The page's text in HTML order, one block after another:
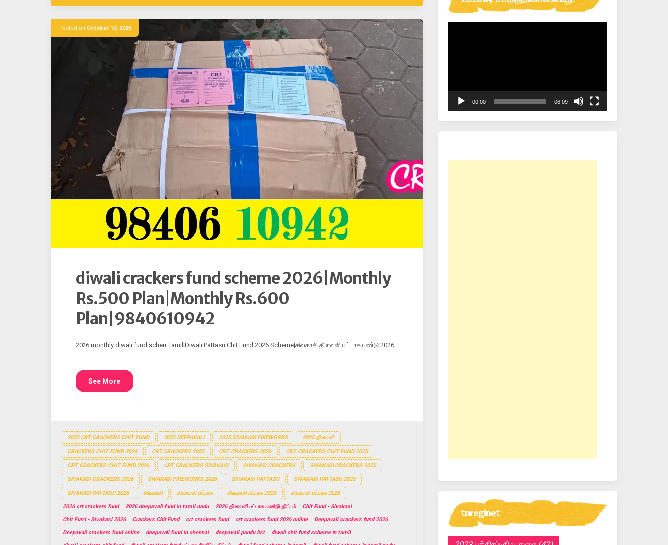
Posted on October 10, 2025
diwali crackers fund scheme 2026|Monthly
Rs.500 Plan|Monthly Rs.600
Plan|9840610942
2026 monthly diwali fund schem tamil|Diwali Pattasu Chit Fund 2026 Scheme|சிவகாசி தீபாவளி பட்டாசு பண்டு 2026
See More
2025 CRT CRACKERS CHIT FUND 2025 DEEPAVALI 2025 SIVAKASI FIREWORKS 2025 தீபாவளி
CRACKERS CHIT FUND 2024 CRT CRACKERS 2025 CRT CRACKERS 2026 CRT CRACKERS CHIT FUND 2025
CRT CRACKERS CHIT FUND 2026 CRT CRACKERS SIVAKASI SIVAKASI CRACKERS SIVAKASI CRACKERS 2025
SIVAKASI CRACKERS 2026 SIVAKASI FIREWORKS 2026 SIVAKASI PATTASU SIVAKASI PATTASU 2025
SIVAKASI PATTASU 2026 சிவகாசி சிவகாசி பட்டாசு சிவகாசி பட்டாசு 2025 சிவகாசி பட்டாசு 2026
2026 crt crackers fund 2026 deepavali fund in tamil nadu 2026 தீபாவளி பட்டாசு பண்டு திட்டம்
Chit Fund - Sivakasi
Chit Fund - Sivakasi 2026
Crackers Chit Fund crt crackers fund crt crackers fund 2026 online
Deepavali crackers fund 2026
Deepavali crackers fund online
deepavali fund in chennai deepavali pandu list
diwali chit fund scheme in tamil
00:00 06:09
tnreginet